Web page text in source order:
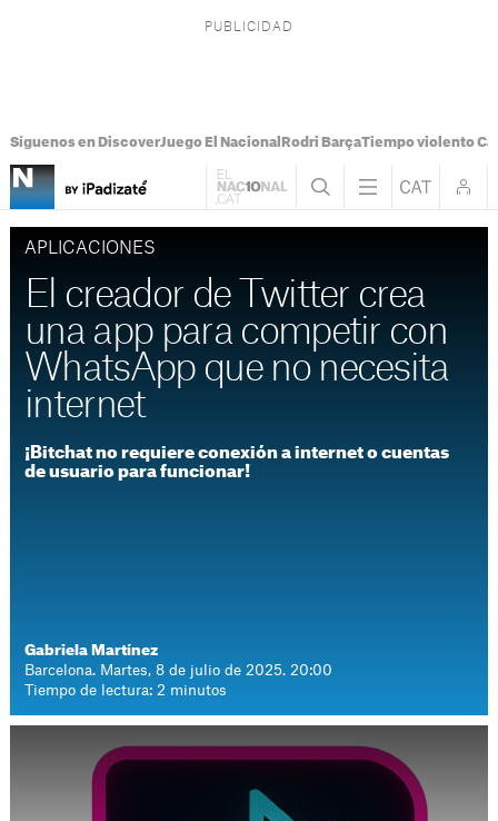
Síguenos en DiscoverJuego El Nacional Rodri BarçaTiempo violento
APLICACIONES
El creador de Twitter crea
una app para competir con
WhatsApp que no necesita
internet
¡Bitchat no requiere conexión a internet o cuentas
de usuario para funcionar!
Gabriela Martínez
Barcelona. Martes, 8 de julio de 2025. 20:00
Tiempo de lectura: 2 minutos